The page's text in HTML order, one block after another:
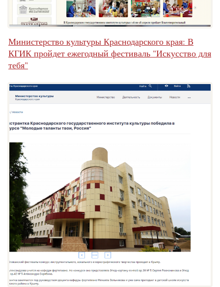
Министерство культуры Краснодарского края: В
КГИК пройдет ежегодный фестиваль "Искусство для
тебя"